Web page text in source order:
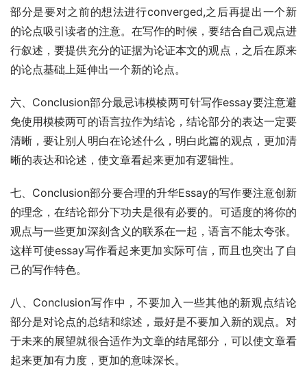
部分是要对之前的想法进行converged,之后再提出一个新
的论点吸引读者的注意。在写作的时候，要结合自己观点进
行叙述，要提供充分的证据为论证本文的观点，之后在原来
的论点基础上延伸出一个新的论点。
六、Conclusion部分最忌讳模棱两可针写作essay要注意避
免使用模棱两可的语言拉作为结论，结论部分的表达一定要
清晰，要让别人明白在论述什么，明白此篇的观点，更加清
晰的表达和论述，使文章看起来更加有逻辑性。
七、Conclusion部分要合理的升华Essay的写作要注意创新
的理念，在结论部分下功夫是很有必要的。可适度的将你的
观点与一些更加深刻含义的联系在一起，语言不能太夸张。
这样可使essay写作看起来更加实际可信，而且也突出了自
己的写作特色。
八、Conclusion写作中，不要加入一些其他的新观点结论
部分是对论点的总结和综述，最好是不要加入新的观点。对
于未来的展望就很合适作为文章的结尾部分，可以使文章看
起来更加有力度，更加的意味深长。